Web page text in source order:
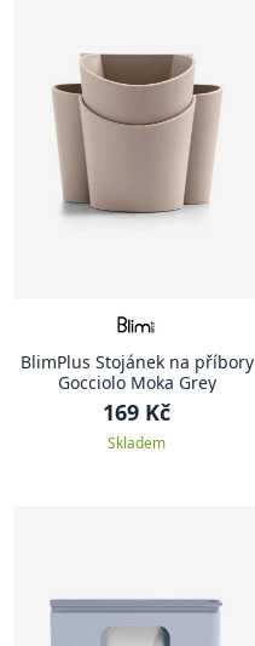
BlimPlus Stojánek na příbory
Gocciolo Moka Grey
169 Kč
Skladem